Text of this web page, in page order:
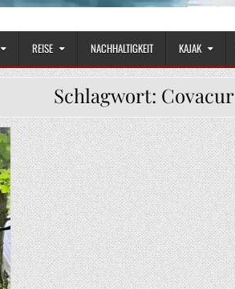
REISE NACHHALTIGKEIT KAJAK
Schlagwort: